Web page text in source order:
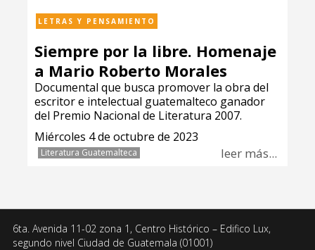
LETRAS Y PENSAMIENTO
Siempre por la libre. Homenaje
a Mario Roberto Morales
Documental que busca promover la obra del
escritor e intelectual guatemalteco ganador
del Premio Nacional de Literatura 2007.
Miércoles 4 de octubre de 2023
Literatura Guatemalteca leer más...
6ta. Avenida 11-02 zona 1, Centro Histórico – Edifico Lux,
segundo nivel Ciudad de Guatemala (01001)